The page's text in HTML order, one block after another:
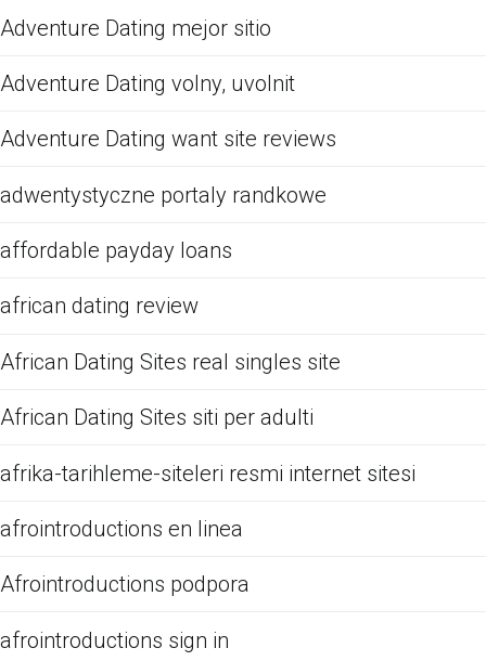
Adventure Dating mejor sitio
Adventure Dating volny, uvolnit
Adventure Dating want site reviews
adwentystyczne portaly randkowe
affordable payday loans
african dating review
African Dating Sites real singles site
African Dating Sites siti per adulti
afrika-tarihleme-siteleri resmi internet sitesi
afrointroductions en linea
Afrointroductions podpora
afrointroductions sign in